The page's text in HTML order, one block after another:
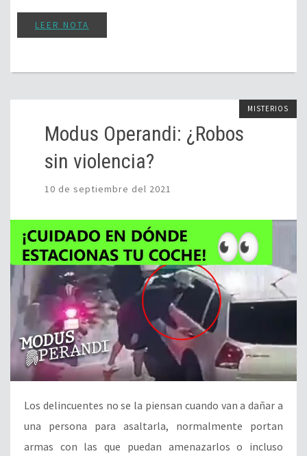
LEER NOTA
MISTERIOS
Modus Operandi: ¿Robos
sin violencia?
10 de septiembre del 2021
Los delincuentes no se la piensan cuando van a dañar a
una persona para asaltarla, normalmente portan
armas con las que puedan amenazarlos o incluso